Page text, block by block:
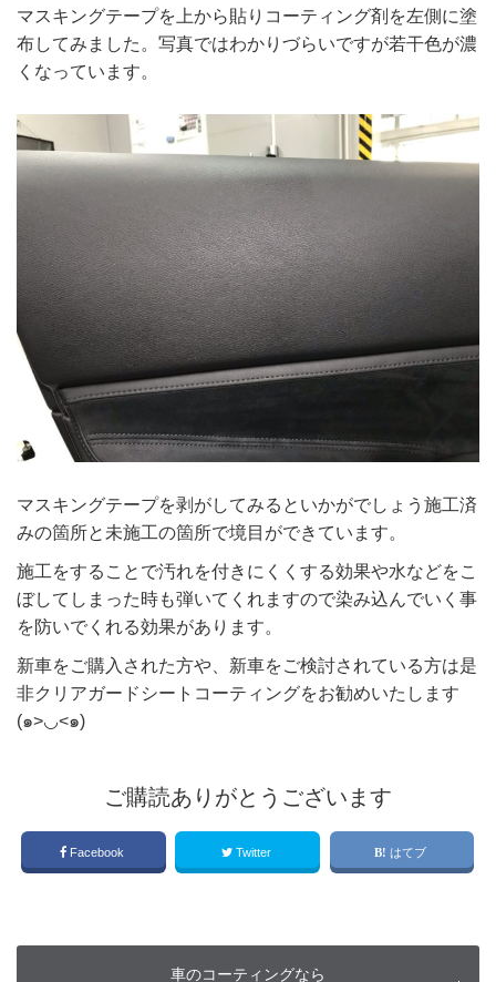
マスキングテープを上から貼りコーティング剤を左側に塗
布してみました。写真ではわかりづらいですが若干色が濃
くなっています。
マスキングテープを剥がしてみるといかがでしょう施工済
みの箇所と未施工の箇所で境目ができています。
施工をすることで汚れを付きにくくする効果や水などをこ
ぼしてしまった時も弾いてくれますので染み込んでいく事
を防いでくれる効果があります。
新車をご購入された方や、新車をご検討されている方は是
非クリアガードシートコーティングをお勧めいたします
(๑>◡<๑)
ご購読ありがとうございます
Facebook Twitter はてブ
車のコーティングなら